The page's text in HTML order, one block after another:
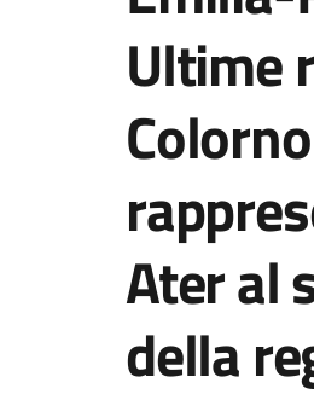
Ultime
Ater al
della